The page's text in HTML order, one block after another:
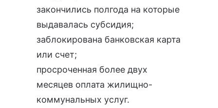
закончились полгода на которые
выдавалась субсидия;
заблокирована банковская карта
или счет;
просроченная более двух
месяцев оплата жилищно-
коммунальных услуг.